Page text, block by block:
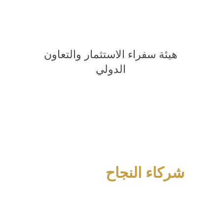
هيئة سفراء الاستثمار والتعاون
الدولي
شركاء النجاح